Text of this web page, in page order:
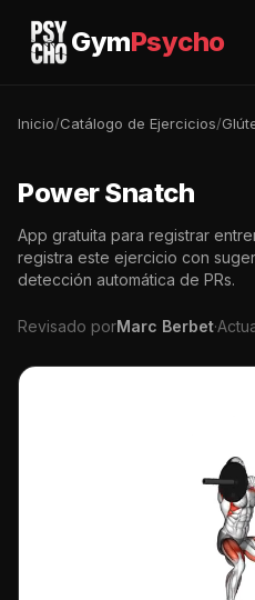
GymPsycho
Inicio/Catálogo de Ejercicios/
Power Snatch
App gratuita para registrar
registra este ejercicio con
detección automática de PRs.
Revisado porMarc Berbet·